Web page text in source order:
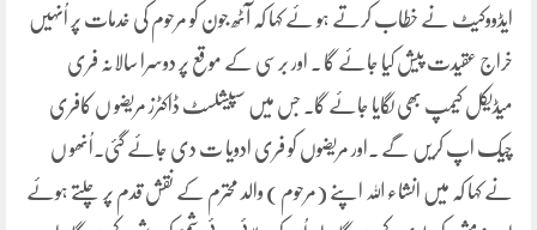
ایڈووکیٹ نے خطاب کرتے ہو ئے کہا کہ آٹھ جون کو مرحوم کی خدمات پر اُنہیں
خراج عقیدت پیش کیا جائے گا ۔ اور برسی کے موقع پر دوسرا سالانہ فری
میڈیکل کیمپ بھی لگایا جائے گا۔ جس میں سپیشلسٹ ڈاکٹرز مریضو ں کافری
چیک اپ کریں گے ۔اور مریضوں کو فری ادویا ت دی جائے گئی۔اُنھو ں
نے کہا کہ میں انشاء اللہ اپنے (مرحوم ) والد محترم کے نقش قدم پر چلتے ہوئے